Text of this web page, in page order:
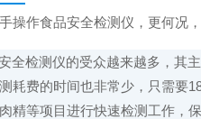
操作食品安全检测仪，更何况
全检测仪的受众越来越多，其
耗费的时间也非常少，只需要
精等项目进行快速检测工作，